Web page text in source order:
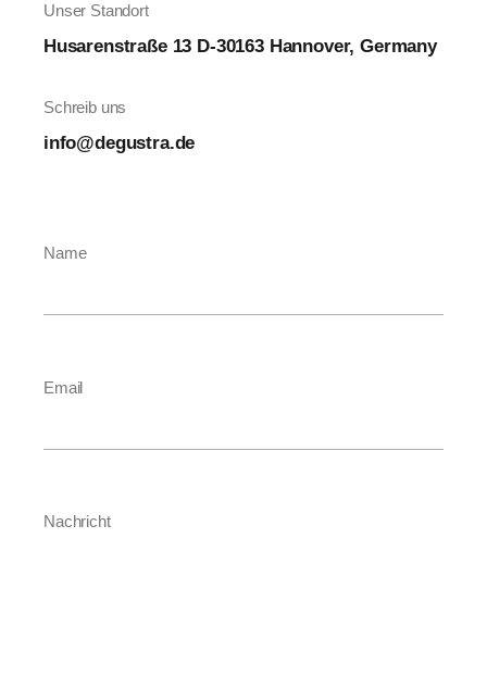
Unser Standort
Husarenstraße 13 D-30163 Hannover, Germany
Schreib uns
info@degustra.de
Name
Email
Nachricht